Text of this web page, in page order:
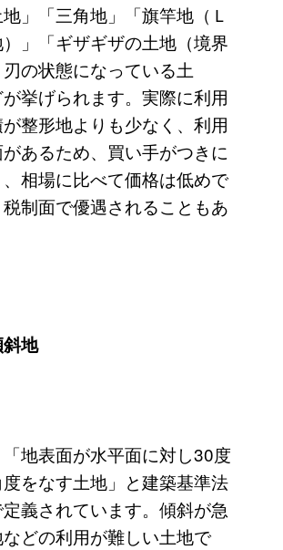
」「三角地」「旗竿地（Ｌ
」「ギザギザの土地（境界
の状態になっている土
挙げられます。実際に利用
整形地よりも少なく、利用
あるため、買い手がつきに
、相場に比べて価格は低めで
制面で優遇されることもあ
地
地表面が水平面に対し30度
をなす土地」と建築基準法
義されています。傾斜が急
どの利用が難しい土地で